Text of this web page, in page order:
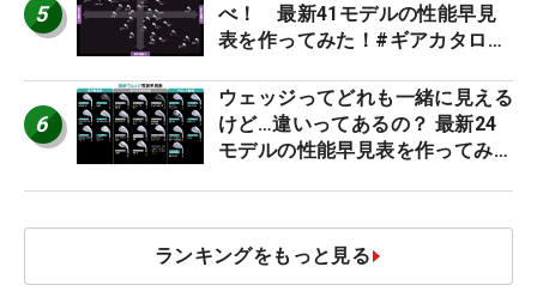
5
べ！ 最新41モデルの性能早見
表を作ってみた！#ギアカタログ
6
ウェッジってどれも一緒に見える
けど…違いってあるの？ 最新24
モデルの性能早見表を作ってみ
ランキングをもっと見る